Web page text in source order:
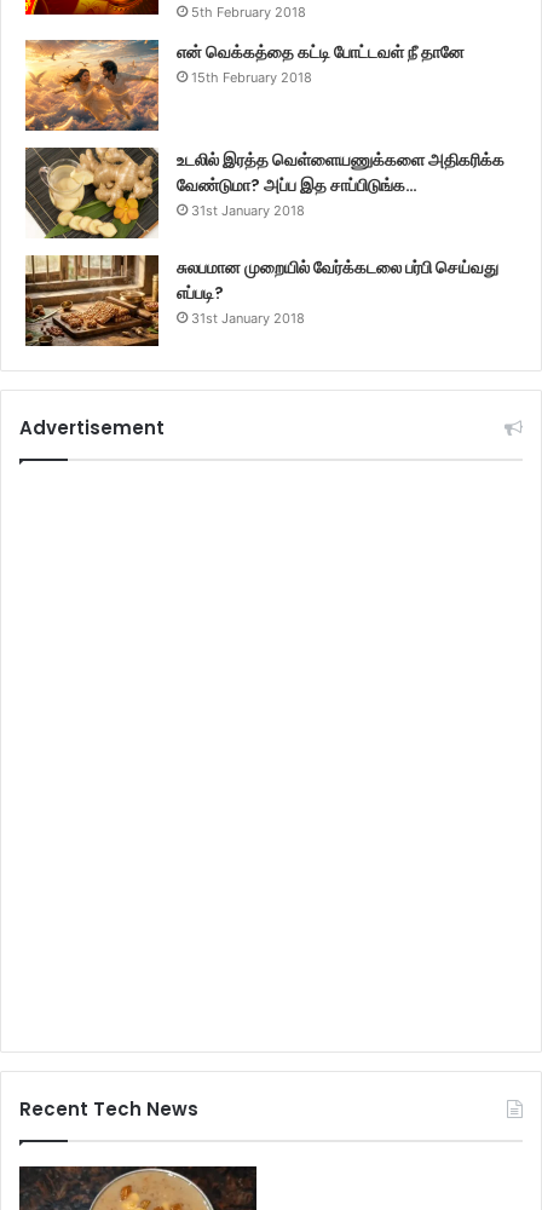
5th February 2018
என் வெக்கத்தை கட்டி போட்டவள் நீ தானே
15th February 2018
உடலில் இரத்த வெள்ளையணுக்களை அதிகரிக்க
வேண்டுமா? அப்ப இத சாப்பிடுங்க…
31st January 2018
சுலபமான முறையில் வேர்க்கடலை பர்பி செய்வது
எப்படி?
31st January 2018
Advertisement
Recent Tech News